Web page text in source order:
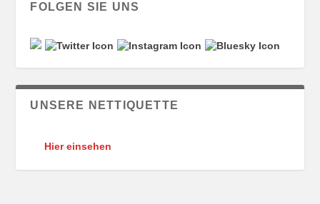
FOLGEN SIE UNS
UNSERE NETTIQUETTE
Hier einsehen